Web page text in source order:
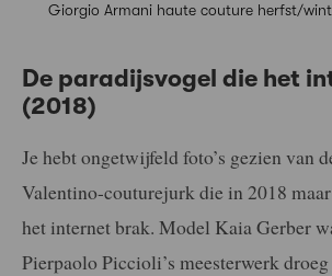
Giorgio Armani haute couture herfst/
De paradijsvogel die het
(2018)
Je hebt ongetwijfeld foto’s gezien van
Valentino-couturejurk die in 2018
het internet brak. Model Kaia Gerber
Pierpaolo Piccioli’s meesterwerk